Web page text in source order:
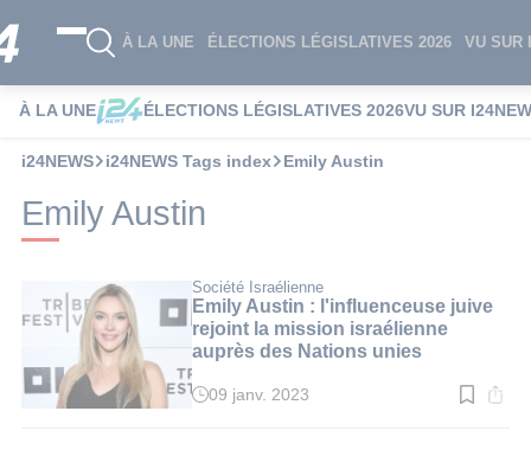
À LA UNE ÉLECTIONS LÉGISLATIVES 2026 VU SUR
À LA UNE ÉLECTIONS LÉGISLATIVES 2026VU SUR
i24NEWS i24NEWS Tags index Emily Austin
Emily Austin
Société Israélienne
Emily Austin : l'influenceuse juive
rejoint la mission israélienne
auprès des Nations unies
Temps
09 janv. 2023